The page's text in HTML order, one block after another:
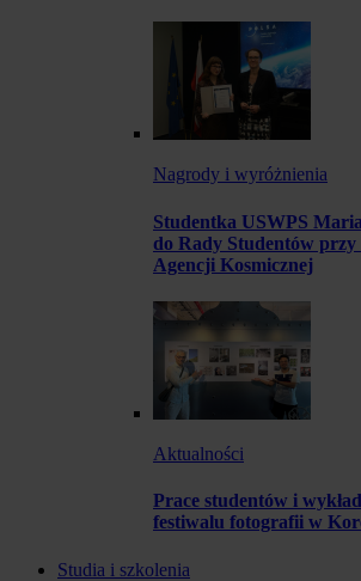
Nagrody i wyróżnienia
Studentka USWPS
do Rady Studentów przy
Agencji Kosmicznej
Aktualności
Prace studentów i
festiwalu fotografii w
Studia i szkolenia